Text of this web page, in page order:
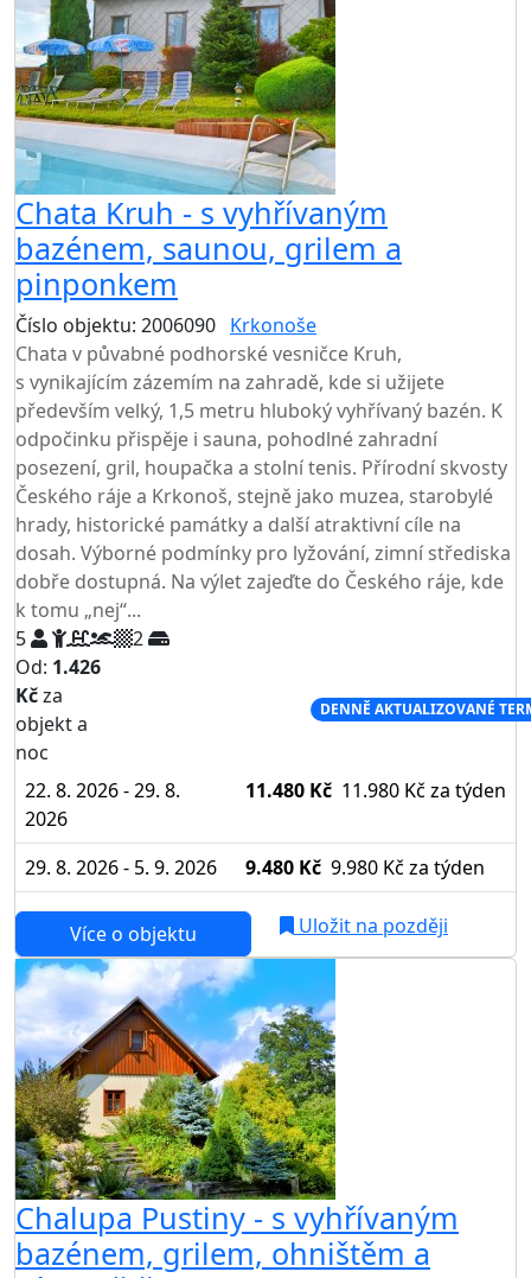
Chata Kruh - s vyhřívaným
bazénem, saunou, grilem a
pinponkem
Číslo objektu: 2006090 Krkonoše
Chata v půvabné podhorské vesničce Kruh,
s vynikajícím zázemím na zahradě, kde si užijete
především velký, 1,5 metru hluboký vyhřívaný bazén. K
odpočinku přispěje i sauna, pohodlné zahradní
posezení, gril, houpačka a stolní tenis. Přírodní skvosty
Českého ráje a Krkonoš, stejně jako muzea, starobylé
hrady, historické památky a další atraktivní cíle na
dosah. Výborné podmínky pro lyžování, zimní střediska
dobře dostupná. Na výlet zajeďte do Českého ráje, kde
k tomu „nej“...
5
2
Od: 1.426
Kčza
objekt a
noc
DENNĚ AKTUALIZOVANÉ
22. 8. 2026 - 29. 8.
2026
11.480 Kč 11.980 Kč za týden
29. 8. 2026 - 5. 9. 2026 9.480 Kč 9.980 Kč za týden
Více o objektu Uložit na později
Chalupa Pustiny - s vyhřívaným
bazénem, grilem, ohništěm a